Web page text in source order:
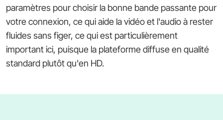
paramètres pour choisir la bonne bande passante pour
votre connexion, ce qui aide la vidéo et l'audio à rester
fluides sans figer, ce qui est particulièrement
important ici, puisque la plateforme diffuse en qualité
standard plutôt qu'en HD.